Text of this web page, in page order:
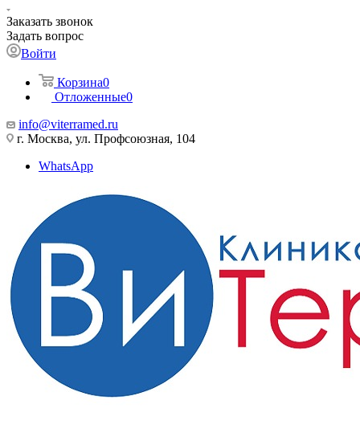
Заказать звонок
Задать вопрос
Войти
Корзина0
Отложенные0
info@viterramed.ru
г. Москва, ул. Профсоюзная, 104
WhatsApp